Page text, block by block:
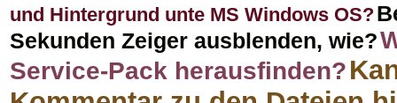
und Hintergrund unte MS Windows OS?
Sekunden Zeiger ausblenden, wie?
Service-Pack herausfinden?